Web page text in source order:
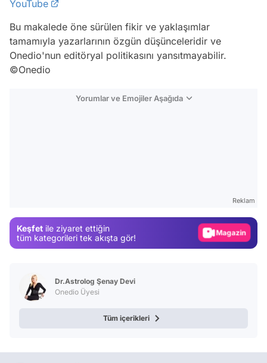
YouTube
Bu makalede öne sürülen fikir ve yaklaşımlar
tamamıyla yazarlarının özgün düşünceleridir ve
Onedio'nun editöryal politikasını yansıtmayabilir.
©Onedio
Yorumlar ve Emojiler Aşağıda
Reklam
Keşfet ile ziyaret ettiğin
tüm kategorileri tek akışta gör!
Video
Dr.Astrolog Şenay Devi
Onedio Üyesi
Tüm içerikleri